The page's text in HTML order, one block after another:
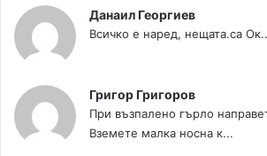
Данаил Георгиев
Всичко е наред, нещата.са
Григор Григоров
При възпалено гърло
Вземете малка носна к...